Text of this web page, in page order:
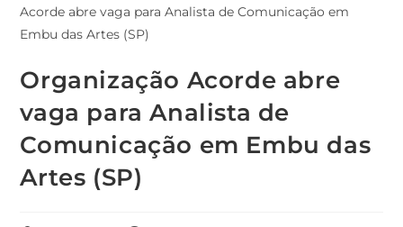
Organização Acorde abre
vaga para Analista de
Comunicação em Embu das
Artes (SP)